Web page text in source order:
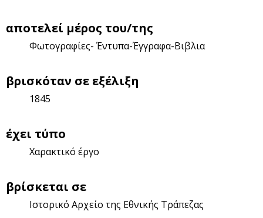
αποτελεί μέρος του/της
Φωτογραφίες- Έντυπα-Έγγραφα-Βιβλια
βρισκόταν σε εξέλιξη
1845
έχει τύπο
Χαρακτικό έργο
βρίσκεται σε
Ιστορικό Αρχείο της Εθνικής Τράπεζας